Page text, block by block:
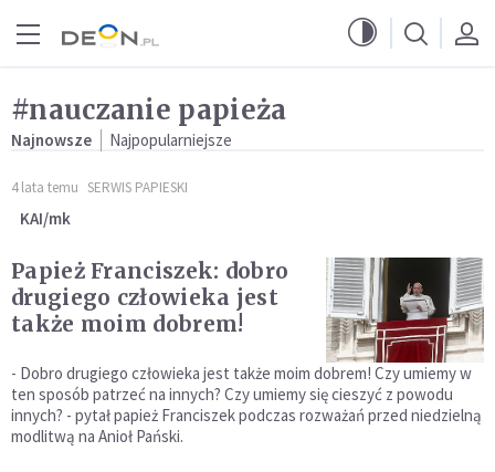
#nauczanie papieża
Najnowsze Najpopularniejsze
4 lata temu SERWIS PAPIESKI
KAI/mk
Papież Franciszek: dobro
drugiego człowieka jest
także moim dobrem!
- Dobro drugiego człowieka jest także moim dobrem! Czy umiemy w
ten sposób patrzeć na innych? Czy umiemy się cieszyć z powodu
innych? - pytał papież Franciszek podczas rozważań przed niedzielną
modlitwą na Anioł Pański.